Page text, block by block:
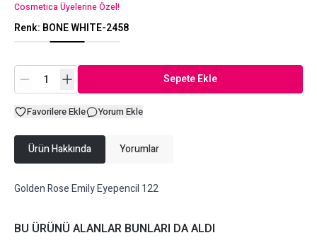
Cosmetica Üyelerine Özel!
Renk: BONE WHITE-2458
Sepete Ekle
Favorilere Ekle Yorum Ekle
Ürün Hakkında Yorumlar
Golden Rose Emily Eyepencil 122
BU ÜRÜNÜ ALANLAR BUNLARI DA ALDI